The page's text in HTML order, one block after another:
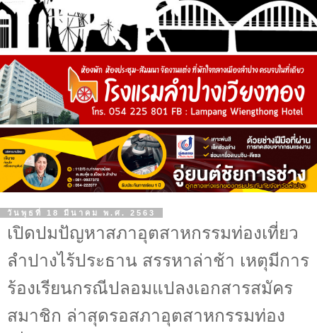
วันพุธที่ 18 มีนาคม พ.ศ. 2563
เปิดปมปัญหาสภาอุตสาหกรรมท่องเที่ยว
ลำปางไร้ประธาน สรรหาล่าช้า เหตุมีการ
ร้องเรียนกรณีปลอมแปลงเอกสารสมัคร
สมาชิก ล่าสุดรอสภาอุตสาหกรรมท่อง